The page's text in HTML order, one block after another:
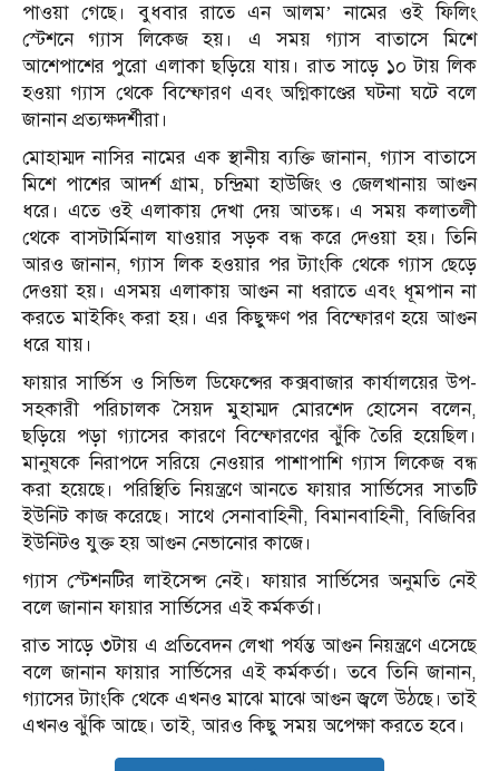
পাওয়া গেছে। বুধবার রাতে ‌এন আলম’ নামের ওই ফিলিং
স্টেশনে গ্যাস লিকেজ হয়। এ সময় গ্যাস বাতাসে মিশে
আশেপাশের পুরো এলাকা ছড়িয়ে যায়। রাত সাড়ে ১০ টায় লিক
হওয়া গ্যাস থেকে বিস্ফোরণ এবং অগ্নিকাণ্ডের ঘটনা ঘটে বলে
জানান প্রত্যক্ষদর্শীরা।
মোহাম্মদ নাসির নামের এক স্থানীয় ব্যক্তি জানান, গ্যাস বাতাসে
মিশে পাশের আদর্শ গ্রাম, চন্দ্রিমা হাউজিং ও জেলখানায় আগুন
ধরে। এতে ওই এলাকায় দেখা দেয় আতঙ্ক। এ সময় কলাতলী
থেকে বাসটার্মিনাল যাওয়ার সড়ক বন্ধ করে দেওয়া হয়। তিনি
আরও জানান, গ্যাস লিক হওয়ার পর ট্যাংকি থেকে গ্যাস ছেড়ে
দেওয়া হয়। এসময় এলাকায় আগুন না ধরাতে এবং ধূমপান না
করতে মাইকিং করা হয়। এর কিছুক্ষণ পর বিস্ফোরণ হয়ে আগুন
ধরে যায়।
ফায়ার সার্ভিস ও সিভিল ডিফেন্সের কক্সবাজার কার্যালয়ের উপ-
সহকারী পরিচালক সৈয়দ মুহাম্মদ মোরশেদ হোসেন বলেন,
ছড়িয়ে পড়া গ্যাসের কারণে বিস্ফোরণের ঝুঁকি তৈরি হয়েছিল।
মানুষকে নিরাপদে সরিয়ে নেওয়ার পাশাপাশি গ্যাস লিকেজ বন্ধ
করা হয়েছে। পরিস্থিতি নিয়ন্ত্রণে আনতে ফায়ার সার্ভিসের সাতটি
ইউনিট কাজ করেছে। সাথে সেনাবাহিনী, বিমানবাহিনী, বিজিবির
ইউনিটও যুক্ত হয় আগুন নেভানোর কাজে।
গ্যাস স্টেশনটির লাইসেন্স নেই। ফায়ার সার্ভিসের অনুমতি নেই
বলে জানান ফায়ার সার্ভিসের এই কর্মকর্তা।
রাত সাড়ে ৩টায় এ প্রতিবেদন লেখা পর্যম্ত আগুন নিয়ন্ত্রণে এসেছে
বলে জানান ফায়ার সার্ভিসের এই কর্মকর্তা। তবে তিনি জানান,
গ্যাসের ট্যাংকি থেকে এখনও মাঝে মাঝে আগুন জ্বলে উঠছে। তাই
এখনও ঝুঁকি আছে। তাই, আরও কিছু সময় অপেক্ষা করতে হবে।